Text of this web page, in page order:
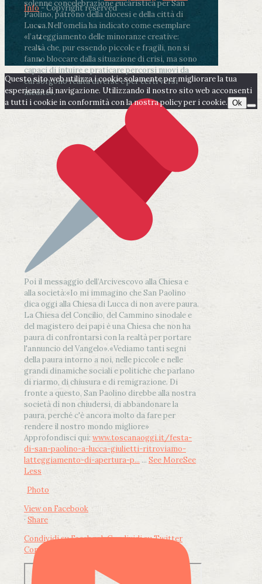
solenne concelebrazione eucaristica per San
Paolino, patrono della diocesi e della città di
Lucca.Nell’omelia ha indicato come esemplare
«l’atteggiamento delle minoranze creative:
realtà che, pur essendo piccole e fragili, non si
fanno bloccare dalla situazione di crisi, ma sono
capaci di intuire e praticare percorsi nuovi da
cui sorgono realtà diverse e per certi versi
inedite».
Poi il messaggio dell’Arcivescovo alla Chiesa e
alla società:«Io mi immagino che San Paolino
dica oggi alla Chiesa di Lucca di non avere paura.
La Chiesa del Concilio, del Cammino sinodale e
del magistero dei papi è una Chiesa che non ha
paura di confrontarsi con la realtà per portare
l'annuncio del Vangelo».«Vediamo tanti segni
della paura intorno a noi, nelle piccole e nelle
grandi dinamiche sociali e politiche che parlano
di riarmo, di chiusura e di remigrazione. Di
fronte a questo, San Paolino direbbe alla nostra
società di non chiudersi, di abbandonare la
paura, perché c'è ancora molto da fare per
rendere il nostro mondo migliore»
Approfondisci qui: www.toscanaoggi.it/festa-
di-san-paolino-a-lucca-giulietti-ritroviamo-
latteggiamento-di-apertura-p... ... See MoreSee
Less
Photo
View on Facebook
· Share
Condividi su FacebookCondividi su Twitter
Condividi su LinkedIn
Info- Copyright reserved
Questo sito web utilizza i cookie solamente per migliorare la tua
esperienza di navigazione. Utilizzando il nostro sito web acconsenti
a tutti i cookie in conformità con la nostra policy per i cookie. Ok